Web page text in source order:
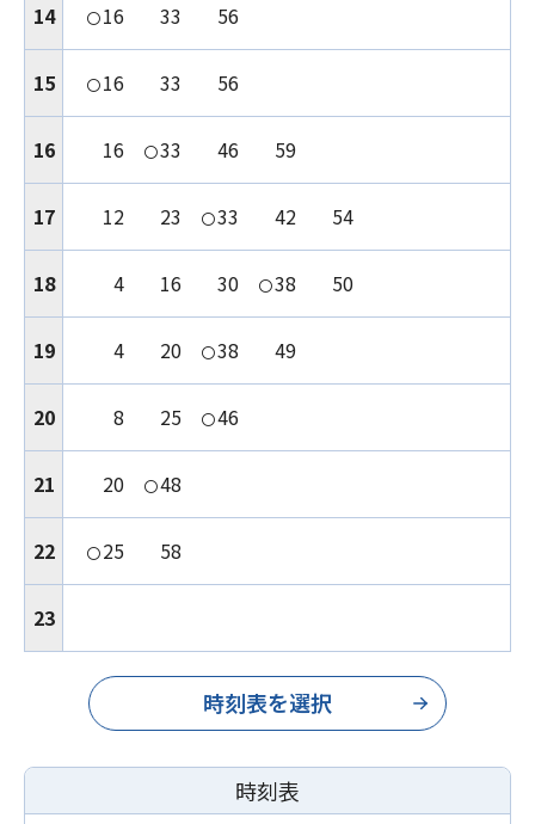
14 〇16 33 56
15 〇16 33 56
16 16 〇33 46 59
17 12 23 〇33 42 54
18 4 16 30 〇38 50
19 4 20 〇38 49
20 8 25 〇46
21 20 〇48
22 〇25 58
23
時刻表を選択
時刻表